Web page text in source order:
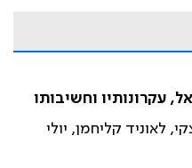
עקרונותיו וחשיבותו
לאוניד קליחמן, יולי